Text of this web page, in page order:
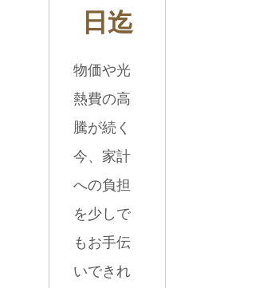
日迄
物価や光
熱費の高
騰が続く
今、家計
への負担
を少しで
もお手伝
いできれ